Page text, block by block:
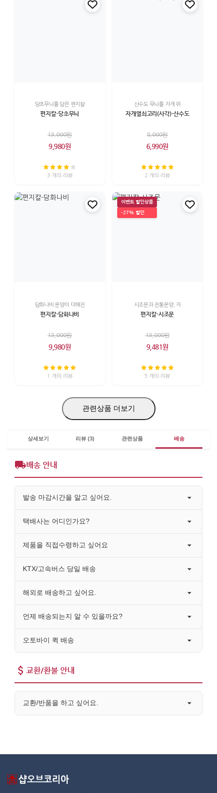
당초무늬를 담은 편지칼
편지칼-당초무늬
13,000원
9,980원
3 개의 리뷰
산수도 무늬를 자개 위
자개열쇠고리(사각)-산수도
8,000원
6,990원
2 개의 리뷰
담화나비 문양이 더해진
편지칼-담화나비
13,000원
9,980원
1 개의 리뷰
이벤트 할인상품
-27% 할인
시조문과 전통문양, 자
편지칼-시조문
13,000원
9,481원
5 개의 리뷰
관련상품 더보기
상세보기 리뷰 (3) 관련상품 배송
배송 안내
발송 마감시간을 알고 싶어요.
택배사는 어디인가요?
제품을 직접수령하고 싶어요
KTX/고속버스 당일 배송
해외로 배송하고 싶어요.
언제 배송되는지 알 수 있을까요?
오토바이 퀵 배송
교환/환불 안내
교환/반품을 하고 싶어요.